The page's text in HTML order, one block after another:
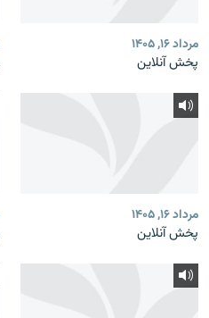
مرداد ۱۶, ۱۴۰۵
پخش آنلاین
مرداد ۱۶, ۱۴۰۵
پخش آنلاین